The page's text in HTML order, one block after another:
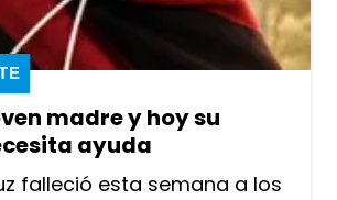
madre y hoy su
ayuda
falleció esta semana a los